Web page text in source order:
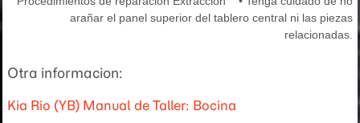
arañar el panel superior del tablero central ni las piezas
relacionadas.
Otra informacion:
Kia Rio (YB) Manual de Taller: Bocina